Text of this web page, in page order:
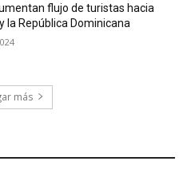
flujo de turistas hacia
la República Dominicana
más